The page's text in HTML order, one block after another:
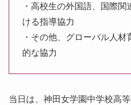
・高校生の外国語、国際関
ける指導協力
・その他、グローバル人材
的な協力
当日は、神田女学園中学校高